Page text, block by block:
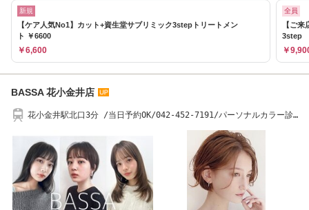
新規
【ケア人気No1】カット+資生堂サブリミック3stepトリートメン
ト ￥6600
￥6,600
全員
【ご
3step
￥
BASSA 花小金井店
花小金井駅北口3分 /当日予約OK/042-452-7191/パーソナルカラー診